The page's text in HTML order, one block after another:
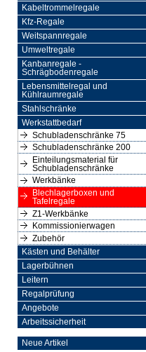
Kabeltrommelregale
Kfz-Regale
Weitspannregale
Umweltregale
Kanbanregale -
Schrägbodenregale
Lebensmittelregal und
Kühlraumregale
Stahlschränke
Werkstattbedarf
Schubladenschränke 75
Schubladenschränke 200
Einteilungsmaterial für
Schubladenschränke
Werkbänke
Blechlagerboxen und
Tafelregale
Z1-Werkbänke
Kommissionierwagen
Zubehör
Kästen und Behälter
Lagerbühnen
Leitern
Regalprüfung
Angebote
Arbeitssicherheit
Neue Artikel